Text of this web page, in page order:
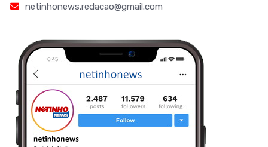
netinhonews.redacao@gmail.com